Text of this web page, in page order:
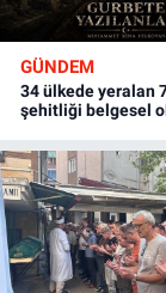
GÜNDEM
34 ülkede yeralan
şehitliği belgesel